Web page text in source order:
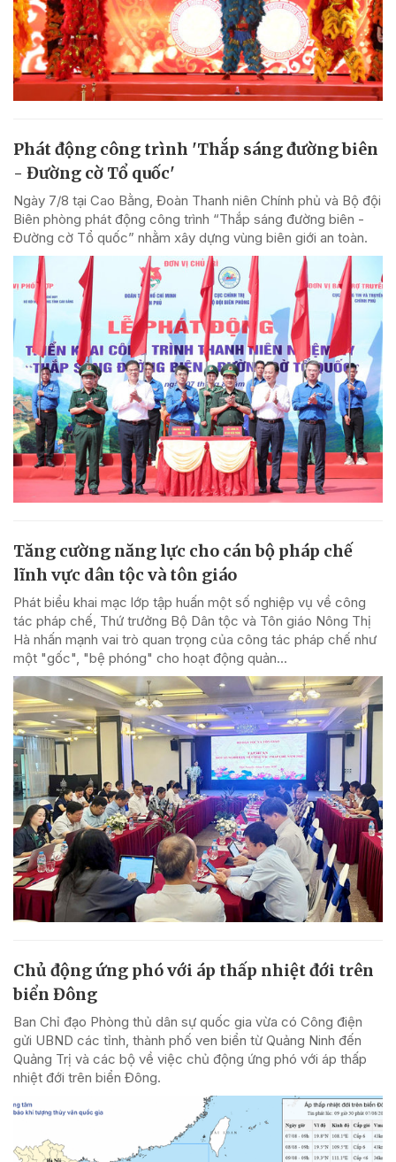
Phát động công trình 'Thắp sáng đường biên
- Đường cờ Tổ quốc'
Ngày 7/8 tại Cao Bằng, Đoàn Thanh niên Chính phủ và Bộ đội
Biên phòng phát động công trình “Thắp sáng đường biên -
Đường cờ Tổ quốc” nhằm xây dựng vùng biên giới an toàn.
Tăng cường năng lực cho cán bộ pháp chế
lĩnh vực dân tộc và tôn giáo
Phát biểu khai mạc lớp tập huấn một số nghiệp vụ về công
tác pháp chế, Thứ trưởng Bộ Dân tộc và Tôn giáo Nông Thị
Hà nhấn mạnh vai trò quan trọng của công tác pháp chế như
một "gốc", "bệ phóng" cho hoạt động quản...
Chủ động ứng phó với áp thấp nhiệt đới trên
biển Đông
Ban Chỉ đạo Phòng thủ dân sự quốc gia vừa có Công điện
gửi UBND các tỉnh, thành phố ven biển từ Quảng Ninh đến
Quảng Trị và các bộ về việc chủ động ứng phó với áp thấp
nhiệt đới trên biển Đông.